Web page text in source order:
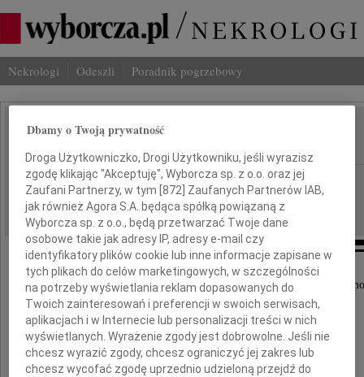
Nekrologi Odeszli Poradnik pogrzebowy
Aleksander Fedorowicz
REGION: Bydgoszcz, cała Polska
DATA EMISJI: 20.04.2010
Z wielkim smutkiem i żalem przyjęliśmy
o tragicznej śmierci w katastrofie lotniczej
pod Smoleńskiem
Dbamy o Twoją prywatność
Droga Użytkowniczko, Drogi Użytkowniku, jeśli wyrazisz
zgodę klikając "Akceptuję", Wyborcza sp. z o.o. oraz jej
Zaufani Partnerzy, w tym [872 ] Zaufanych Partnerów IAB,
jak również Agora S.A. będąca spółką powiązaną z
Wyborcza sp. z o.o., będą przetwarzać Twoje dane
osobowe takie jak adresy IP, adresy e-mail czy
identyfikatory plików cookie lub inne informacje zapisane w
tych plikach do celów marketingowych, w szczególności
na potrzeby wyświetlania reklam dopasowanych do
Twoich zainteresowań i preferencji w swoich serwisach,
aplikacjach i w Internecie lub personalizacji treści w nich
wyświetlanych. Wyrażenie zgody jest dobrowolne. Jeśli nie
chcesz wyrazić zgody, chcesz ograniczyć jej zakres lub
chcesz wycofać zgodę uprzednio udzieloną przejdź do